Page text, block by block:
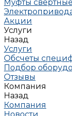
Муфты свертные
Акции
Услуги
Назад
Услуги
Обсчеты
Подбор
Отзывы
Компания
Назад
Компания